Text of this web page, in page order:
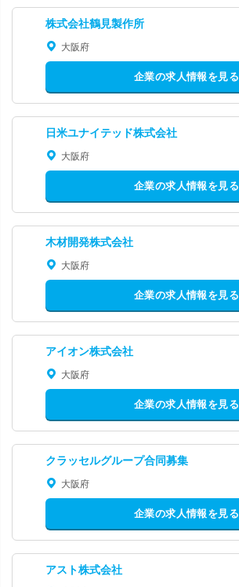
株式会社鶴見製作所
大阪府
企業の求人情報を見る
日米ユナイテッド株式会社
大阪府
企業の求人情報を見る
木材開発株式会社
大阪府
企業の求人情報を見る
アイオン株式会社
大阪府
企業の求人情報を見る
クラッセルグループ合同募集
大阪府
企業の求人情報を見る
アスト株式会社